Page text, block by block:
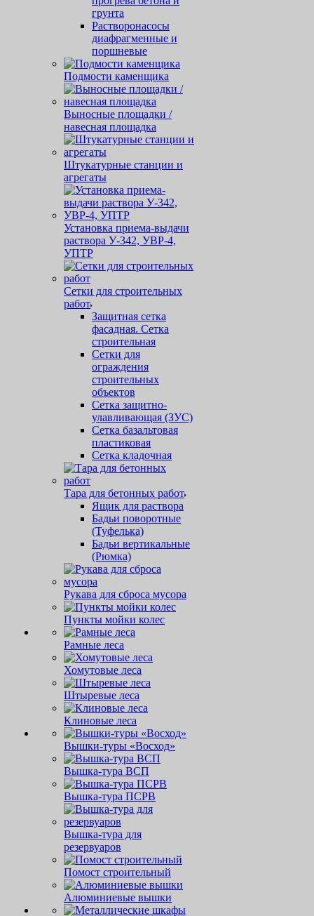
грунта
Растворонасосы
диафрагменные и
поршневые
Подмости каменщика
Выносные площадки /
навесная площадка
Штукатурные станции и
агрегаты
Установка приема-выдачи
раствора У-342, УВР-4,
УПТР
Сетки для строительных
работ
Защитная cетка
фасадная. Сетка
строительная
Сетки для
ограждения
строительных
объектов
Сетка защитно-
улавливающая (ЗУС)
Сетка базальтовая
пластиковая
Сетка кладочная
Тара для бетонных работ
Ящик для раствора
Бадьи поворотные
(Туфелька)
Бадьи вертикальные
(Рюмка)
Рукава для сброса мусора
Пункты мойки колес
Рамные леса
Хомутовые леса
Штыревые леса
Клиновые леса
Вышки-туры «Восход»
Вышка-тура ВСП
Вышка-тура ПСРВ
Вышка-тура для
резервуаров
Помост строительный
Алюминиевые вышки